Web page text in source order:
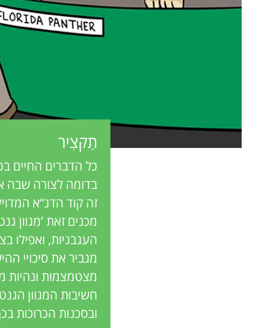
e
תַקצִיר
כל הדברים החיים
בדומה לצורה שבה
זה קוד הדנ“א
מכנים זאת ’מִגוון
העגבניות, ואפילו
מגביר את סיכויי
מצטמצמות ונהיות
חשיבוּת המגוון
ובסכנות הכרוכות